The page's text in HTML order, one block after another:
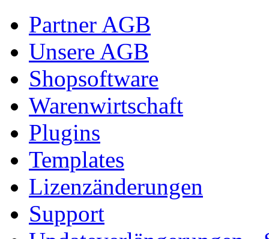
Partner AGB
Unsere AGB
Shopsoftware
Warenwirtschaft
Plugins
Templates
Lizenzänderungen
Support